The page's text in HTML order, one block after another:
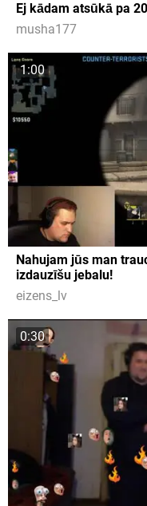
Ej kādam atsūkā pa
musha177
1:00
Nahujam jūs man
izdauzīšu jebalu!
eizens_lv
0:30